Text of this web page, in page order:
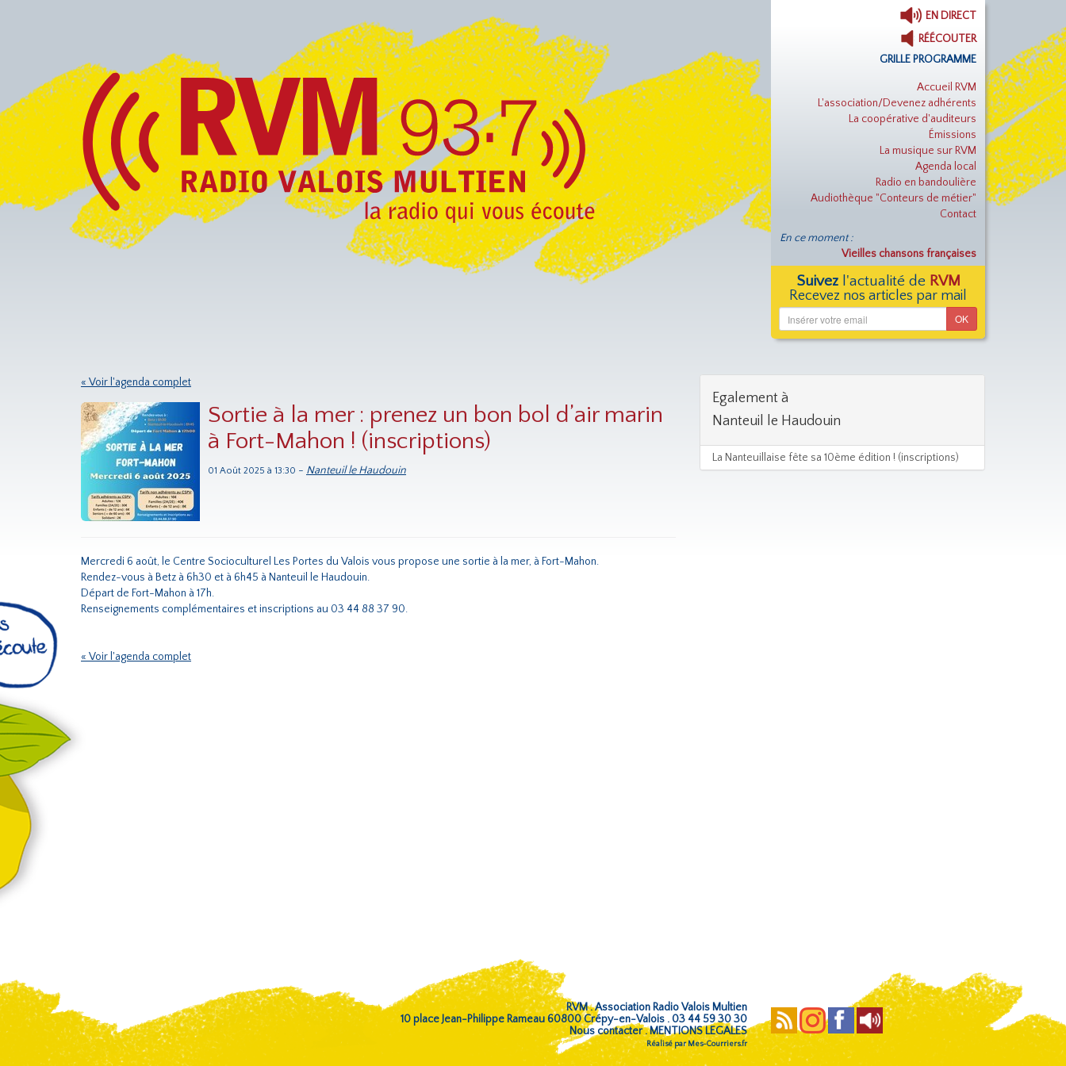
EN DIRECT
RÉÉCOUTER
GRILLE PROGRAMME
Accueil RVM
L'association/Devenez adhérents
La coopérative d'auditeurs
Émissions
La musique sur RVM
Agenda local
Radio en bandoulière
Audiothèque "Conteurs de métier"
Contact
En ce moment :
Vieilles chansons françaises
Suivezl'actualité de RVM
Recevez nos articles par mail
« Voir l'agenda complet
Sortie à la mer : prenez un bon bol d’air marin
à Fort-Mahon ! (inscriptions)
01 Août 2025 à 13:30 - Nanteuil le Haudouin
Mercredi 6 août, le Centre Socioculturel Les Portes du Valois vous propose une sortie à la mer, à Fort-Mahon.
Rendez-vous à Betz à 6h30 et à 6h45 à Nanteuil le Haudouin.
Départ de Fort-Mahon à 17h.
Renseignements complémentaires et inscriptions au 03 44 88 37 90.
« Voir l'agenda complet
Egalement à
Nanteuil le Haudouin
La Nanteuillaise fête sa 10ème édition ! (inscriptions)
RVM . Association Radio Valois Multien
10 place Jean-Philippe Rameau 60800 Crépy-en-Valois . 03 44 59 30 30
Nous contacter.MENTIONS LEGALES
Réalisé par Mes-Courriers.fr